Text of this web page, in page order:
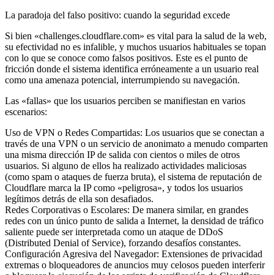
La paradoja del falso positivo: cuando la seguridad excede
Si bien «challenges.cloudflare.com» es vital para la salud de la web,
su efectividad no es infalible, y muchos usuarios habituales se topan
con lo que se conoce como falsos positivos. Este es el punto de
fricción donde el sistema identifica erróneamente a un usuario real
como una amenaza potencial, interrumpiendo su navegación.
Las «fallas» que los usuarios perciben se manifiestan en varios
escenarios:
Uso de VPN o Redes Compartidas: Los usuarios que se conectan a
través de una VPN o un servicio de anonimato a menudo comparten
una misma dirección IP de salida con cientos o miles de otros
usuarios. Si alguno de ellos ha realizado actividades maliciosas
(como spam o ataques de fuerza bruta), el sistema de reputación de
Cloudflare marca la IP como «peligrosa», y todos los usuarios
legítimos detrás de ella son desafiados.
Redes Corporativas o Escolares: De manera similar, en grandes
redes con un único punto de salida a Internet, la densidad de tráfico
saliente puede ser interpretada como un ataque de DDoS
(Distributed Denial of Service), forzando desafíos constantes.
Configuración Agresiva del Navegador: Extensiones de privacidad
extremas o bloqueadores de anuncios muy celosos pueden interferir